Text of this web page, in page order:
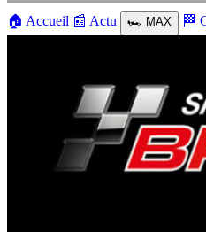
🏠 Accueil 📰 Actu 🏎️ MAX 🏁